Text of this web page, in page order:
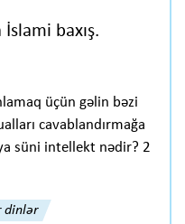
baxış.
üçün gəlin bəzi
cavablandırmağa
süni intellekt nədir? 2
dinlər